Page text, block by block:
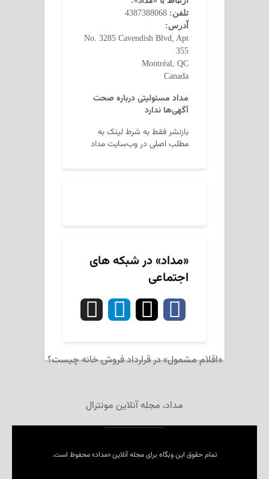
تلفن:
آدرس:
No. 3285 Cavendish Blvd, Apt
355
Montréal, QC
Canada
مداد مسئولیتی درباره صحت
آگهی‌ها ندارد
بازنشر فقط به شرط لینک به
مطلب اصلی در وب‌سایت مداد
«مداد» در شبکه های
اجتماعی
«اقلام مشمول» در قرارداد فروش خانه چیست؟
مداد، مجله آنلاین مونترال
تمام حقوق این وبگاه برای مجله آنلاین «مداد» محفوظ است.